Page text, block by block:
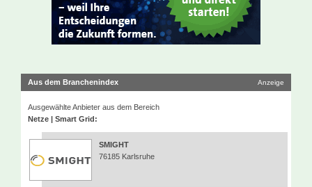
Aus dem Branchenindex Anzeige
Ausgewählte Anbieter aus dem Bereich
Netze | Smart Grid:
SMIGHT
76185 Karlsruhe